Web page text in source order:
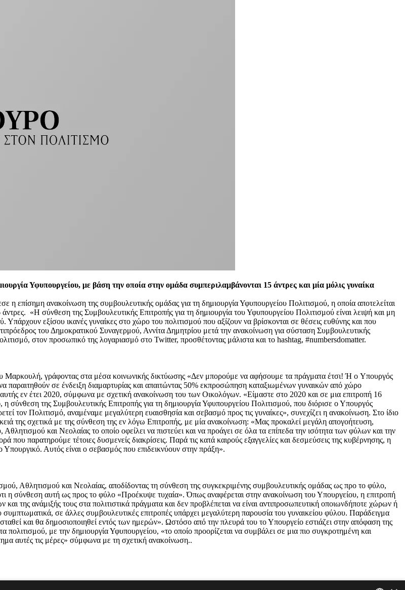
Υφυπουργείου, με βάση την οποία στην ομάδα συμπεριλαμβάνονται 15 άντρες και μία μόλις γυναίκα
επίσημη ανακοίνωση της συμβουλευτικής ομάδας για τη δημιουργία Υφυπουργείου Πολιτισμού, η οποία αποτελείται
«Η σύνθεση της Συμβουλευτικής Επιτροπής για τη δημιουργία του Υφυπουργείου Πολιτισμού είναι λειψή και μη
εξίσου ικανές γυναίκες στο χώρο του πολιτισμού που αξίζουν να βρίσκονται σε θέσεις ευθύνης και που
του Δημοκρατικού Συναγερμού, Αννίτα Δημητρίου μετά την ανακοίνωση για σύσταση Συμβουλευτικής
στον προσωπικό της λογαριασμό στο Twitter, προσθέτοντας μάλιστα και το hashtag, #numbersdomatter.
γράφοντας στα μέσα κοινωνικής δικτύωσης «Δεν μπορούμε να αφήσουμε τα πράγματα έτσι! Ή o Υπουργός
παραιτηθούν σε ένδειξη διαμαρτυρίας και απαιτώντας 50% εκπροσώπηση καταξιωμένων γυναικών από χώρο
εν έτει 2020, σύμφωνα με σχετική ανακοίνωση του των Οικολόγων. «Είμαστε στο 2020 και σε μια επιτροπή 16
σύνθεση της Συμβουλευτικής Επιτροπής για τη δημιουργία Υφυπουργείου Πολιτισμού, που διόρισε ο Υπουργός
τον Πολιτισμό, αναμέναμε μεγαλύτερη ευαισθησία και σεβασμό προς τις γυναίκες», συνεχίζει η ανακοίνωση. Στο ίδιο
της σχετικά με της σύνθεση της εν λόγω Επιτροπής, με μία ανακοίνωση: «Μας προκαλεί μεγάλη απογοήτευση,
και Νεολαίας το οποίο οφείλει να πιστεύει και να προάγει σε όλα τα επίπεδα την ισότητα των φύλων και την
παρατηρούμε τέτοιες δυσμενείς διακρίσεις. Παρά τις κατά καιρούς εξαγγελίες και δεσμεύσεις της κυβέρνησης, η
Αυτός είναι ο σεβασμός που επιδεικνύουν στην πράξη».
Αθλητισμού και Νεολαίας, αποδίδοντας τη σύνθεση της συγκεκριμένης συμβουλευτικής ομάδας ως προ το φύλο,
η σύνθεση αυτή ως προς το φύλο «Προέκυψε τυχαία». Όπως αναφέρεται στην ανακοίνωση του Υπουργείου, η επιτροπή
της ανάμιξής τους στα πολιτιστικά πράγματα και δεν προβλέπεται να είναι αντιπροσωπευτική οποιωνδήποτε χώρων ή
σε άλλες συμβουλευτικές επιτροπές υπάρχει μεγαλύτερη παρουσία του γυναικείου φύλου. Παράδειγμα
και θα δημοσιοποιηθεί εντός των ημερών». Ωστόσο από την πλευρά του το Υπουργείο εστιάζει στην απόφαση της
με την δημιουργία Υφυπουργείου, «το οποίο προορίζεται να συμβάλει σε μια πιο συγκροτημένη και
αυτές τις μέρες» σύμφωνα με τη σχετική ανακοίνωση..